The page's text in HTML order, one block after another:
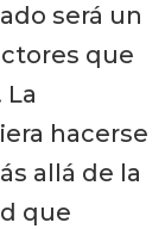
será un
que
hacerse
allá de la
que